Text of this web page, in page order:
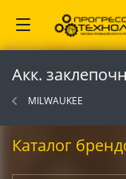
Акк.
MILWAUKEE
Каталог